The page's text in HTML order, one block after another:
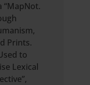
“MapNot.
Prints.
to
Lexical